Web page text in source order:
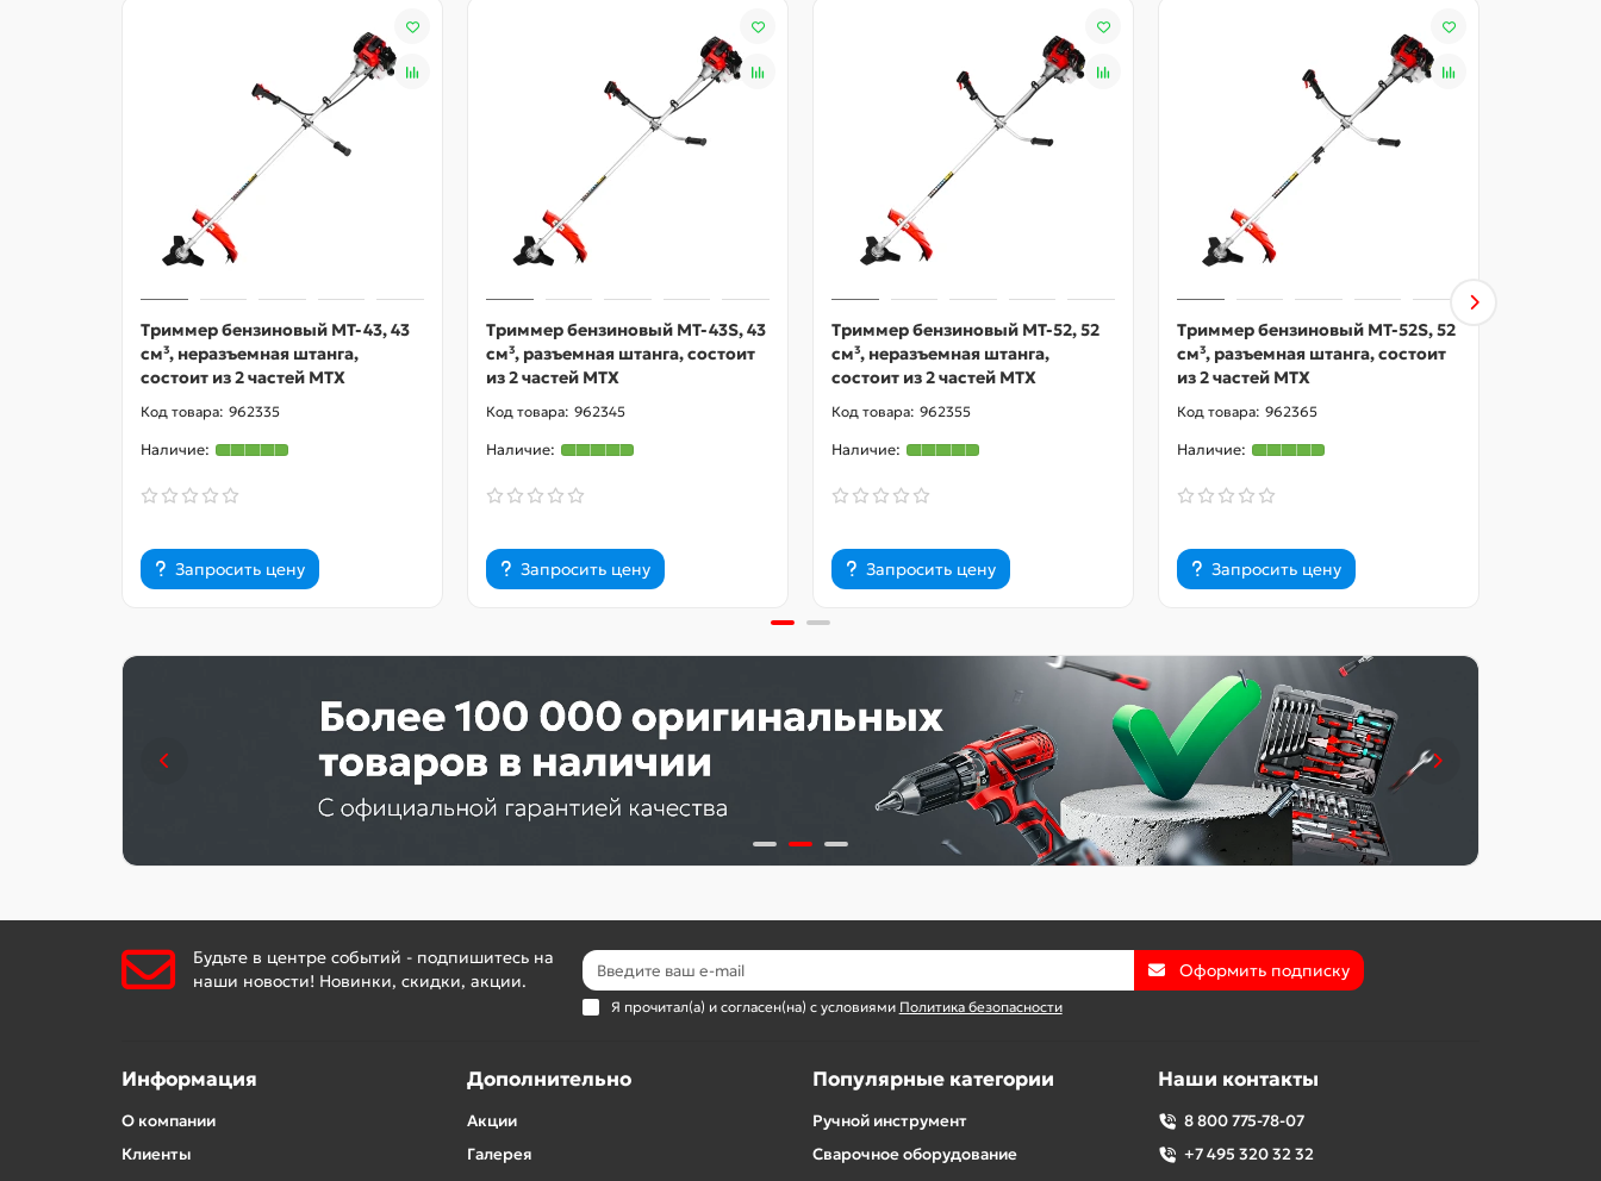
Триммер бензиновый MT-43, 43
см³, неразъемная штанга,
состоит из 2 частей MTX
962335
Запросить цену
Триммер бензиновый MT-43S, 43
см³, разъемная штанга, состоит
из 2 частей MTX
962345
Запросить цену
Триммер бензиновый MT-52, 52
см³, неразъемная штанга,
состоит из 2 частей MTX
962355
Запросить цену
Триммер бензиновый MT-52S, 52
см³, разъемная штанга, состоит
из 2 частей MTX
962365
Запросить цену
Будьте в центре событий - подпишитесь на
наши новости! Новинки, скидки, акции.
Оформить подписку
Я прочитал(а) и согласен(на) с условиями Политика безопасности
Информация
О компании
Клиенты
Дополнительно
Акции
Галерея
Популярные категории
Ручной инструмент
Сварочное оборудование
Наши контакты
8 800 775-78-07
+7 495 320 32 32